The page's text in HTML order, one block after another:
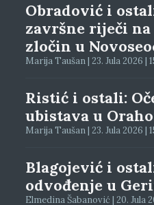
Obradović i
završne riječi na
zločin u
Marija Taušan | 23. Jula 2026 |
Ristić i ostali:
ubistava u
Marija Taušan | 23. Jula 2026 |
Blagojević i
odvođenje u
Elmedina Šabanović | 20. Jula